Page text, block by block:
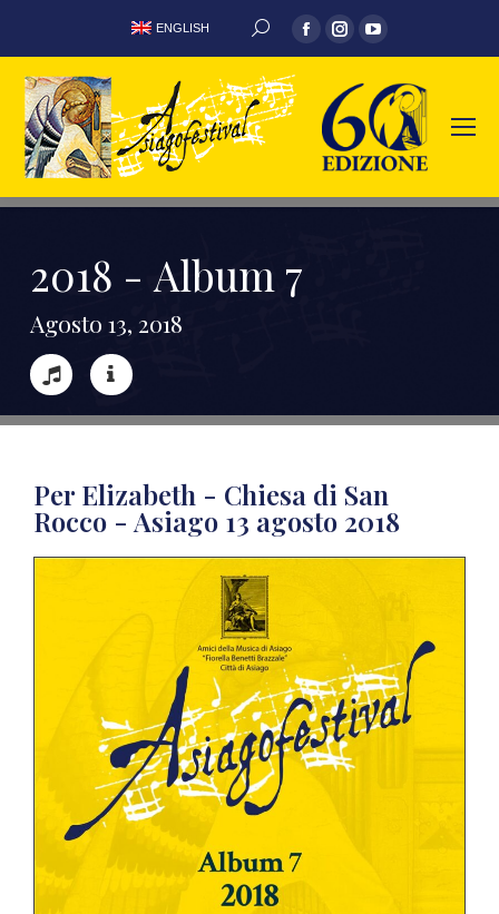
ENGLISH
2018 - Album 7
Agosto 13, 2018
Per Elizabeth - Chiesa di San
Rocco - Asiago 13 agosto 2018